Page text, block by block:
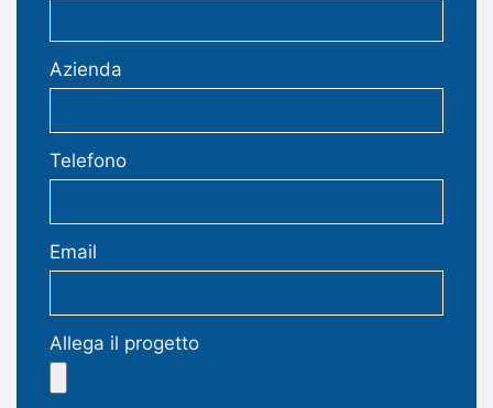
Azienda
Telefono
Email
Allega il progetto